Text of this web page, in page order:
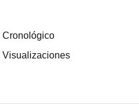
Cronológico
Visualizaciones